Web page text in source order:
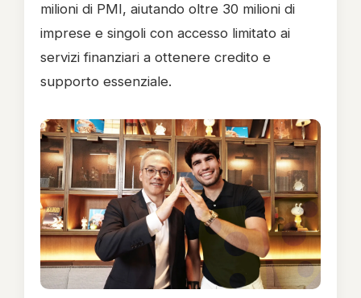
milioni di PMI, aiutando oltre 30 milioni di
imprese e singoli con accesso limitato ai
servizi finanziari a ottenere credito e
supporto essenziale.